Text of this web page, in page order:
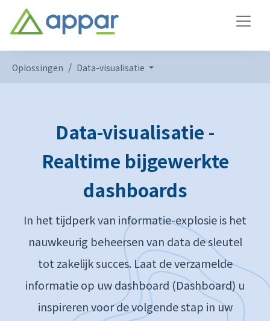
Oplossingen Data-visualisatie
Data-visualisatie -
Realtime bijgewerkte
dashboards
In het tijdperk van informatie-explosie is het
nauwkeurig beheersen van data de sleutel
tot zakelijk succes. Laat de verzamelde
informatie op uw dashboard (Dashboard) u
inspireren voor de volgende stap in uw